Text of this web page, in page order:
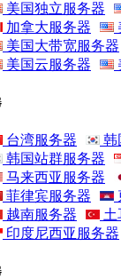
美国独立服务器
加拿大服务器
美国大带宽服务器
美国云服务器
台湾服务器
韩
韩国站群服务器
马来西亚服务器
菲律宾服务器
越南服务器
土
印度尼西亚服务器